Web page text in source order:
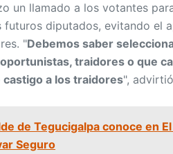
un llamado a los votantes
futuros diputados, evitando el
"Debemos saber
traidores o que
castigo a los traidores",
de Tegucigalpa conoce en
Seguro